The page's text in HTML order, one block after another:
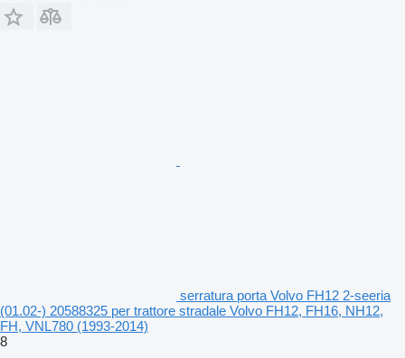
serratura porta Volvo FH12 2-seeria
(01.02-) 20588325 per trattore stradale Volvo FH12, FH16, NH12,
FH, VNL780 (1993-2014)
8